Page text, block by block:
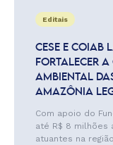
Editais
CESE E COIAB
FORTALECER
AMBIENTAL
AMAZÔNIA
Com apoio do
até R$ 8 milhões
atuantes na